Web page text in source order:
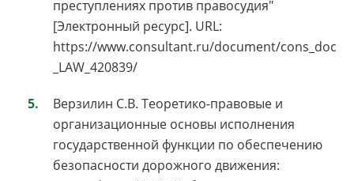
преступлениях против правосудия"
[Электронный ресурс]. URL:
https://www.consultant.ru/document/cons_doc
_LAW_420839/
Верзилин С.В. Теоретико-правовые и
организационные основы исполнения
государственной функции по обеспечению
безопасности дорожного движения: